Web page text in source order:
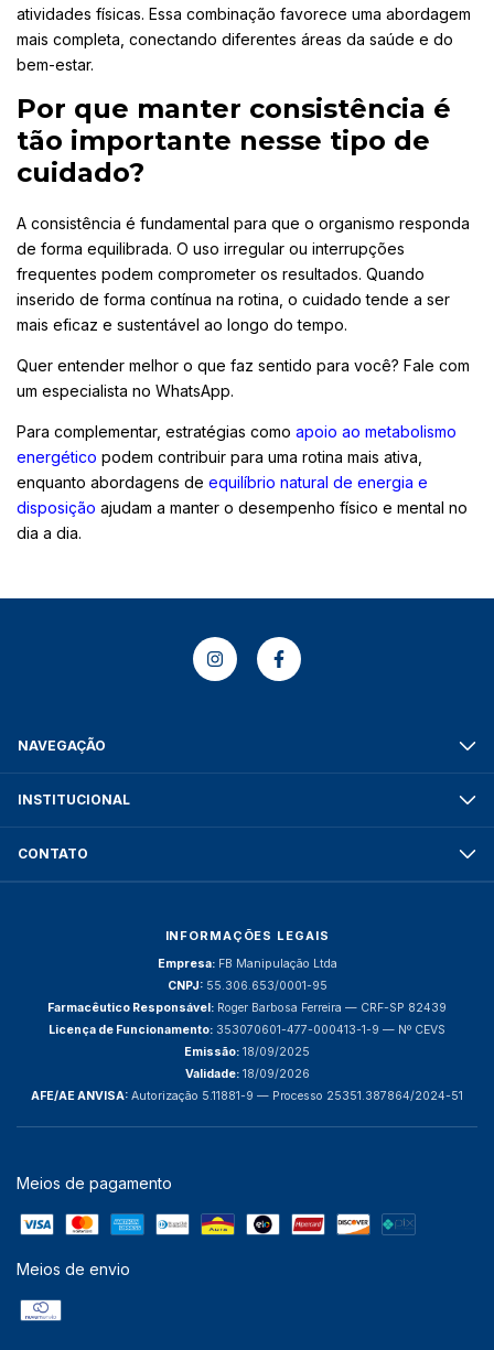
atividades físicas. Essa combinação favorece uma abordagem
mais completa, conectando diferentes áreas da saúde e do
bem-estar.
Por que manter consistência é
tão importante nesse tipo de
cuidado?
A consistência é fundamental para que o organismo responda
de forma equilibrada. O uso irregular ou interrupções
frequentes podem comprometer os resultados. Quando
inserido de forma contínua na rotina, o cuidado tende a ser
mais eficaz e sustentável ao longo do tempo.
Quer entender melhor o que faz sentido para você? Fale com
um especialista no WhatsApp.
Para complementar, estratégias como apoio ao metabolismo
energético podem contribuir para uma rotina mais ativa,
enquanto abordagens de equilíbrio natural de energia e
disposição ajudam a manter o desempenho físico e mental no
dia a dia.
NAVEGAÇÃO
INSTITUCIONAL
CONTATO
INFORMAÇÕES LEGAIS
Empresa:FB Manipulação Ltda
CNPJ:55.306.653/0001-95
Farmacêutico Responsável: Roger Barbosa Ferreira — CRF-SP 82439
Licença de Funcionamento: 353070601-477-000413-1-9 — Nº CEVS
Emissão: 18/09/2025
Validade:18/09/2026
AFE/AE ANVISA: Autorização 5.11881-9 — Processo 25351.387864/2024-51
Meios de pagamento
Meios de envio